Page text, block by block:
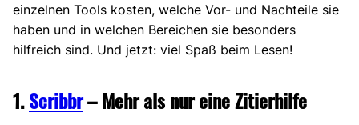
einzelnen Tools kosten, welche Vor- und Nachteile sie
haben und in welchen Bereichen sie besonders
hilfreich sind. Und jetzt: viel Spaß beim Lesen!
1.Scribbr– Mehr als nur eine Zitierhilfe